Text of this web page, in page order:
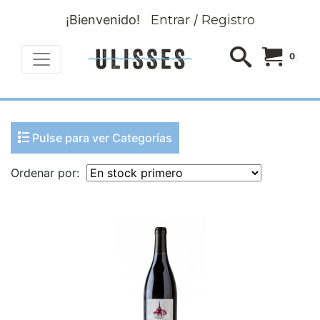
¡Bienvenido! Entrar/ Registro
0
Pulse para ver Categorías
Ordenar por: